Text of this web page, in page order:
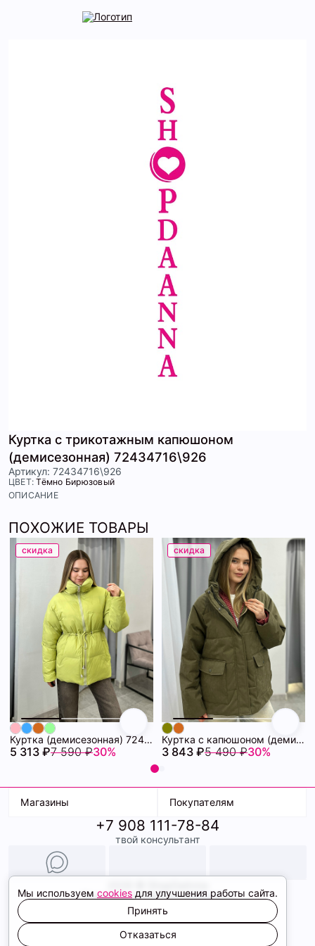
Куртка с трикотажным капюшоном
(демисезонная) 72434716\926
Артикул: 72434716\926
ЦВЕТ:Тёмно Бирюзовый
ОПИСАНИЕ
ПОХОЖИЕ ТОВАРЫ
скидка
Куртка (демисезонная) 72462280\26
5 313 ₽7 590 ₽30%
скидка
Куртка с капюшоном (демисезонная) 72462086\434
3 843 ₽5 490 ₽30%
Магазины
ТК Терминал
ТРК Континент
Покупателям
Доставка
Условия оплаты
Образы
+7 908 111-78-84
твой консультант
Политика конфиденциальности
Соглашение cookie
Сайт создали
Мы используем cookies для улучшения работы сайта.
Принять
Отказаться